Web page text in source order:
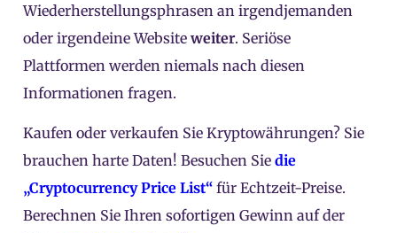
Wiederherstellungsphrasen an irgendjemanden
oder irgendeine Website weiter. Seriöse
Plattformen werden niemals nach diesen
Informationen fragen.
Kaufen oder verkaufen Sie Kryptowährungen? Sie
brauchen harte Daten! Besuchen Sie die
„Cryptocurrency Price List“ für Echtzeit-Preise.
Berechnen Sie Ihren sofortigen Gewinn auf der